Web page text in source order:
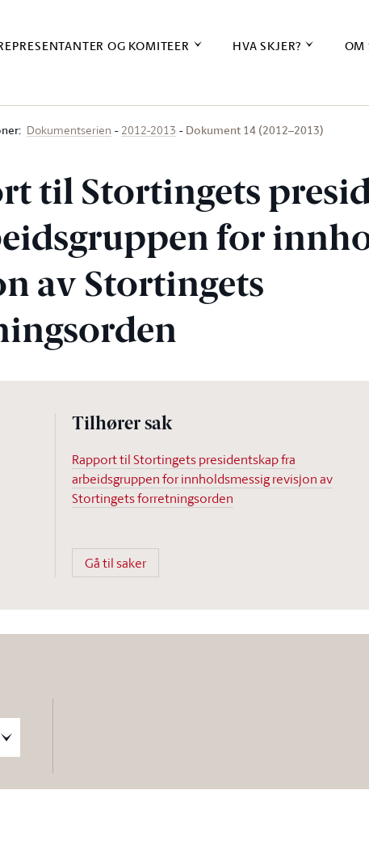
OG KOMITEER HVA SKJER? OM
Dokumentserien 2012-2013 Dokument 14 (2012–2013)
til Stortingets
for
av Stortingets
Tilhører sak
Rapport til Stortingets presidentskap fra
arbeidsgruppen for innholdsmessig revisjon av
Stortingets forretningsorden
Gå til saker